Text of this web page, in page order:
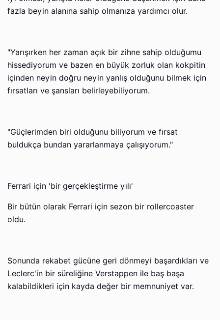
fazla beyin alanına sahip olmanıza yardımcı olur.
"Yarışırken her zaman açık bir zihne sahip olduğumu
hissediyorum ve bazen en büyük zorluk olan kokpitin
içinden neyin doğru neyin yanlış olduğunu bilmek için
fırsatları ve şansları belirleyebiliyorum.
"Güçlerimden biri olduğunu biliyorum ve fırsat
buldukça bundan yararlanmaya çalışıyorum."
Ferrari için 'bir gerçekleştirme yılı'
Bir bütün olarak Ferrari için sezon bir rollercoaster
oldu.
Sonunda rekabet gücüne geri dönmeyi başardıkları ve
Leclerc'in bir süreliğine Verstappen ile baş başa
kalabildikleri için kayda değer bir memnuniyet var.